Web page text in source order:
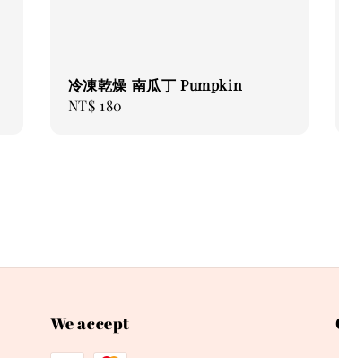
冷凍乾燥 南瓜丁 Pumpkin
Regular
NT$ 180
We accept